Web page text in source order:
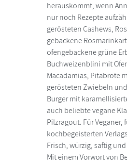
herauskommt, wenn
nur noch Rezepte
gerösteten Cashews,
gebackene
ofengebackene grüne
Buchweizenblini mit
Macadamias, Pitabrote
gerösteten Zwiebeln
Burger mit
auch beliebte vegane
Pilzragout. Für
kochbegeisterten
Frisch, würzig, saftig
Mit einem Vorwort von